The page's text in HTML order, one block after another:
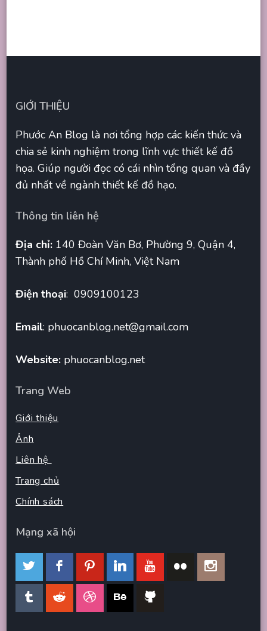
GIỚI THIỆU
Phước An Blog là nơi tổng hợp các kiến thức và
chia sẻ kinh nghiệm trong lĩnh vực thiết kế đồ
họa. Giúp người đọc có cái nhìn tổng quan và đầy
đủ nhất về ngành thiết kế đồ hạo.
Thông tin liên hệ
Địa chỉ: 140 Đoàn Văn Bơ, Phường 9, Quận 4,
Thành phố Hồ Chí Minh, Việt Nam
Điện thoại: 0909100123
Email: phuocanblog.net@gmail.com
Website: phuocanblog.net
Trang Web
Giới thiệu
Ảnh
Liên hệ
Trang chủ
Chính sách
Mạng xã hội